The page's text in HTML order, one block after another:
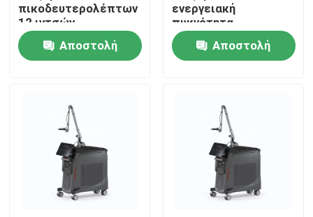
Προϊόντα
Εμφάνιση VR
πικοδευτερολέπτων
12 ιντσών
Αποστολή
ενεργειακή
πυκνότητα
ρυθμιζόμενη ακτίνα
στόχευσηςΑποστολή